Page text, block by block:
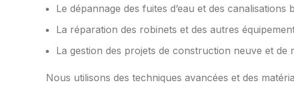
Le dépannage des fuites d’eau et des canalisations
La réparation des robinets et des autres
La gestion des projets de construction neuve et de
Nous utilisons des techniques avancées et des